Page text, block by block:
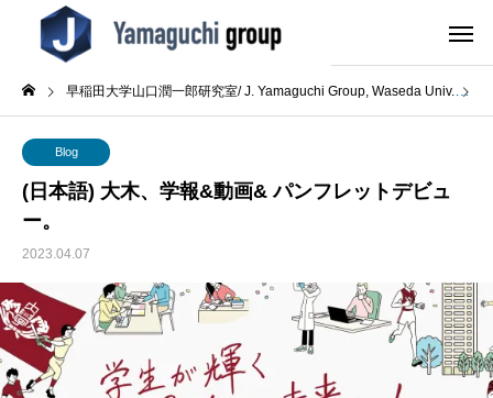
早稲田大学山口潤一郎研究室/ J. Yamaguchi Group, Waseda Univ.
Blog
(日本語) 大木、学報&動画& パンフレットデビュ
ー。
2023.04.07